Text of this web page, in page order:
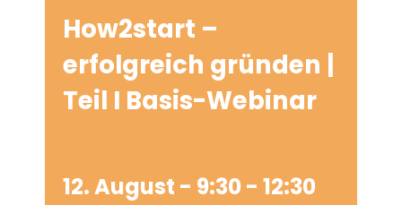
How2start –
erfolgreich gründen |
Teil I Basis-Webinar
12. August - 9:30 - 12:30